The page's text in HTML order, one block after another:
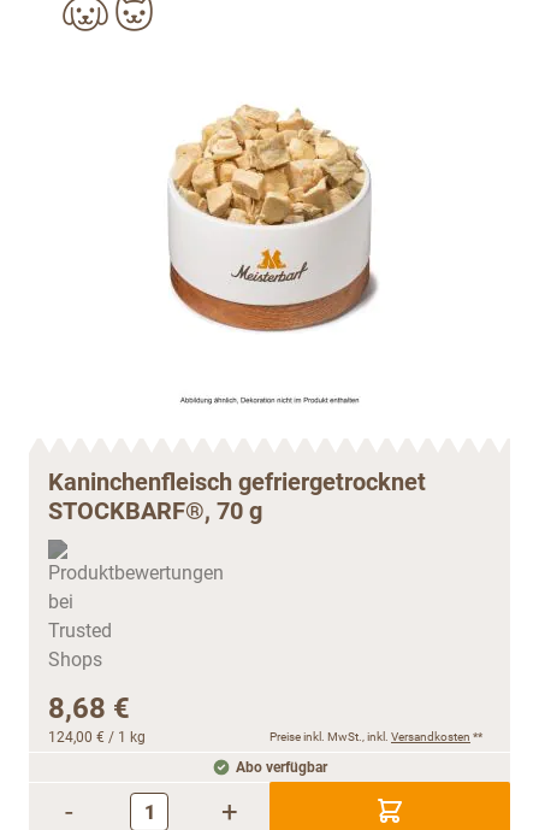
Kaninchenfleisch gefriergetrocknet
STOCKBARF®, 70 g
8,68 €
124,00 € / 1 kg Preise inkl. MwSt., inkl. Versandkosten **
Abo verfügbar
- +